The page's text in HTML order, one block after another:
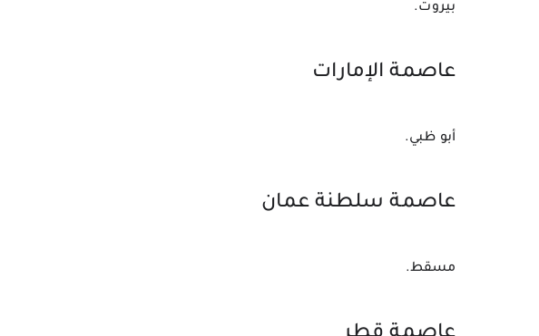
بيروت.
عاصمة الإمارات
أبو ظبي.
عاصمة سلطنة عمان
مسقط.